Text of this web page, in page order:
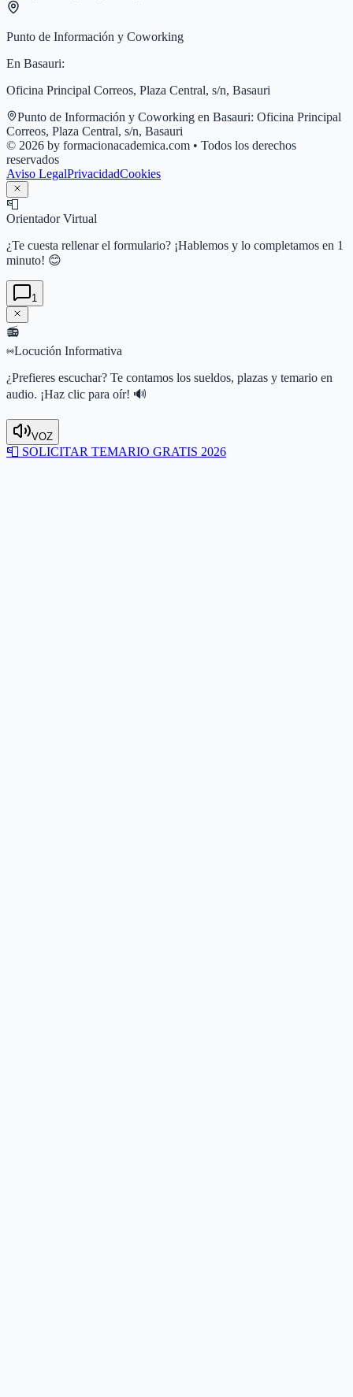
Punto de Información y Coworking
En Basauri:
Oficina Principal Correos, Plaza Central, s/n, Basauri
Punto de Información y Coworking en Basauri: Oficina Principal
Correos, Plaza Central, s/n, Basauri
© 2026 by formacionacademica.com • Todos los derechos
reservados
Aviso LegalPrivacidadCookies
📮
Orientador Virtual
¿Te cuesta rellenar el formulario? ¡Hablemos y lo completamos en 1
minuto! 😊
1
📻
Locución Informativa
¿Prefieres escuchar? Te contamos los sueldos, plazas y temario en
audio. ¡Haz clic para oír! 🔊
VOZ
📮 SOLICITAR TEMARIO GRATIS 2026